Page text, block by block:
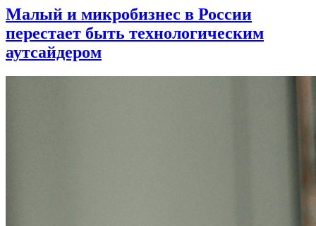
Малый и микробизнес в России
перестает быть технологическим
аутсайдером